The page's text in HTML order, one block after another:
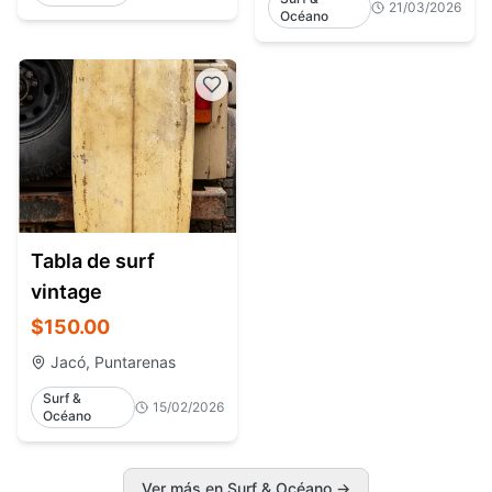
Océano
21/03/2026
Tabla de surf
vintage
$150.00
Jacó, Puntarenas
Surf &
Océano
15/02/2026